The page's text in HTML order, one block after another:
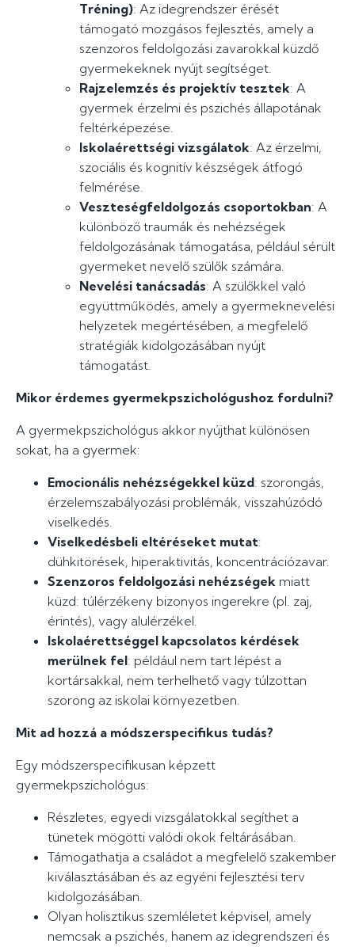
Tréning): Az idegrendszer érését
támogató mozgásos fejlesztés, amely a
szenzoros feldolgozási zavarokkal küzdő
gyermekeknek nyújt segítséget.
Rajzelemzés és projektív tesztek: A
gyermek érzelmi és pszichés állapotának
feltérképezése.
Iskolaérettségi vizsgálatok: Az érzelmi,
szociális és kognitív készségek átfogó
felmérése.
Veszteségfeldolgozás csoportokban: A
különböző traumák és nehézségek
feldolgozásának támogatása, például sérült
gyermeket nevelő szülők számára.
Nevelési tanácsadás: A szülőkkel való
együttműködés, amely a gyermeknevelési
helyzetek megértésében, a megfelelő
stratégiák kidolgozásában nyújt
támogatást.
Mikor érdemes gyermekpszichológushoz fordulni?
A gyermekpszichológus akkor nyújthat különösen
sokat, ha a gyermek:
Emocionális nehézségekkel küzd: szorongás,
érzelemszabályozási problémák, visszahúzódó
viselkedés.
Viselkedésbeli eltéréseket mutat:
dühkitörések, hiperaktivitás, koncentrációzavar.
Szenzoros feldolgozási nehézségek miatt
küzd: túlérzékeny bizonyos ingerekre (pl. zaj,
érintés), vagy alulérzékel.
Iskolaérettséggel kapcsolatos kérdések
merülnek fel: például nem tart lépést a
kortársakkal, nem terhelhető vagy túlzottan
szorong az iskolai környezetben.
Mit ad hozzá a módszerspecifikus tudás?
Egy módszerspecifikusan képzett
gyermekpszichológus:
Részletes, egyedi vizsgálatokkal segíthet a
tünetek mögötti valódi okok feltárásában.
Támogathatja a családot a megfelelő szakember
kiválasztásában és az egyéni fejlesztési terv
kidolgozásában.
Olyan holisztikus szemléletet képvisel, amely
nemcsak a pszichés, hanem az idegrendszeri és